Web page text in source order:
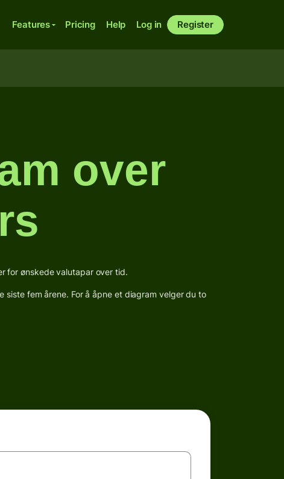
Features Pricing Help Log in Register
over
for ønskede valutapar over tid.
fem årene. For å åpne et diagram velger du to